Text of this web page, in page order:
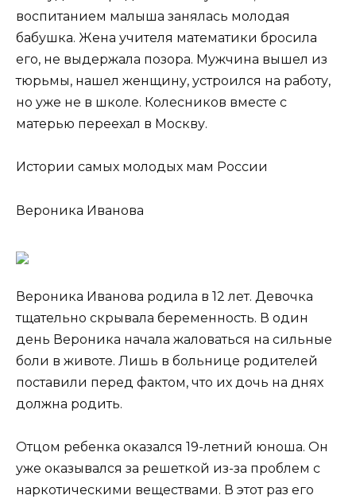
воспитанием малыша занялась молодая
бабушка. Жена учителя математики бросила
его, не выдержала позора. Мужчина вышел из
тюрьмы, нашел женщину, устроился на работу,
но уже не в школе. Колесников вместе с
матерью переехал в Москву.
Истории самых молодых мам России
Вероника Иванова
Вероника Иванова родила в 12 лет. Девочка
тщательно скрывала беременность. В один
день Вероника начала жаловаться на сильные
боли в животе. Лишь в больнице родителей
поставили перед фактом, что их дочь на днях
должна родить.
Отцом ребенка оказался 19-летний юноша. Он
уже оказывался за решеткой из-за проблем с
наркотическими веществами. В этот раз его